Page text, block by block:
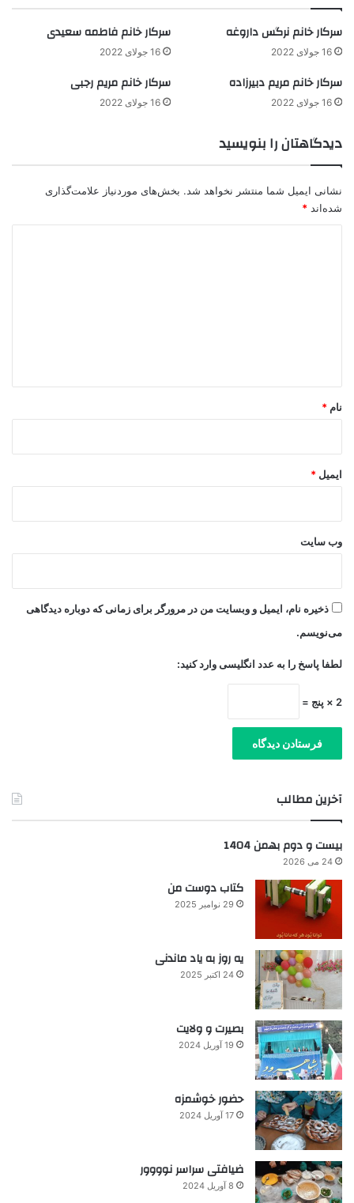
سرکار خانم نرگس داروغه
16 جولای 2022
سرکار خانم فاطمه سعیدی
16 جولای 2022
سرکار خانم مریم دبیرزاده
16 جولای 2022
سرکار خانم مریم رجبی
16 جولای 2022
دیدگاهتان را بنویسید
نشانی ایمیل شما منتشر نخواهد شد. بخش‌های موردنیاز علامت‌گذاری
شده‌اند *
نام *
ایمیل *
وب‌ سایت
ذخیره نام، ایمیل و وبسایت من در مرورگر برای زمانی که دوباره دیدگاهی
می‌نویسم.
لطفا پاسخ را به عدد انگلیسی وارد کنید:
2 × پنج =
آخرین مطالب
بیست و دوم بهمن 1404
24 می 2026
کتاب دوست من
29 نوامبر 2025
یه روز به یاد ماندنی
24 اکتبر 2025
بصیرت و ولایت
19 آوریل 2024
حضور خوشمزه
17 آوریل 2024
ضیافتی سراسر نوووور
8 آوریل 2024